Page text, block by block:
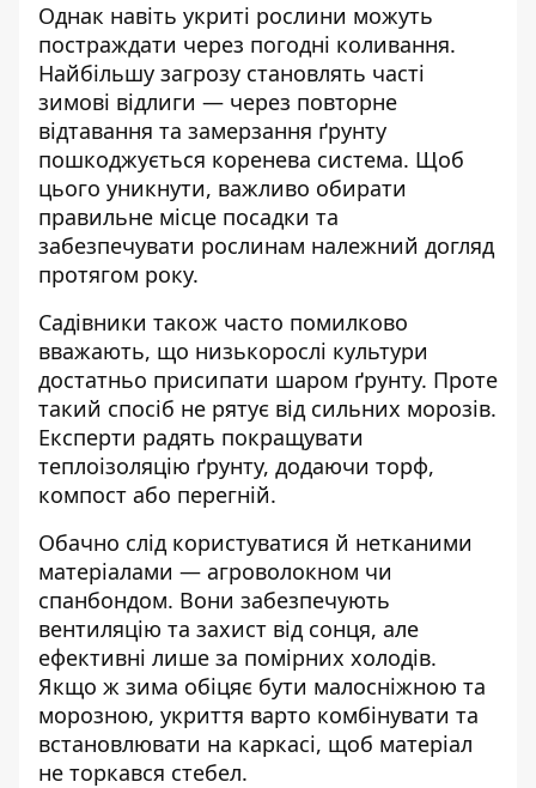
Однак навіть укриті рослини можуть
постраждати через погодні коливання.
Найбільшу загрозу становлять часті
зимові відлиги — через повторне
відтавання та замерзання ґрунту
пошкоджується коренева система. Щоб
цього уникнути, важливо обирати
правильне місце посадки та
забезпечувати рослинам належний догляд
протягом року.
Садівники також часто помилково
вважають, що низькорослі культури
достатньо присипати шаром ґрунту. Проте
такий спосіб не рятує від сильних морозів.
Експерти радять покращувати
теплоізоляцію ґрунту, додаючи торф,
компост або перегній.
Обачно слід користуватися й нетканими
матеріалами — агроволокном чи
спанбондом. Вони забезпечують
вентиляцію та захист від сонця, але
ефективні лише за помірних холодів.
Якщо ж зима обіцяє бути малосніжною та
морозною, укриття варто комбінувати та
встановлювати на каркасі, щоб матеріал
не торкався стебел.